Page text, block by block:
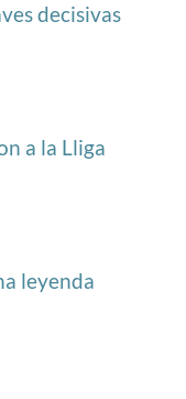
decisivas
a la Lliga
leyenda